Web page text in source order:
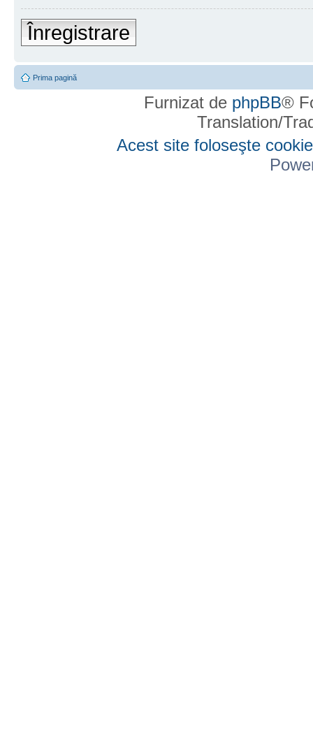
Înregistrare
Prima pagină
Furnizat de phpBB®
Translation/
Acest site foloseşte